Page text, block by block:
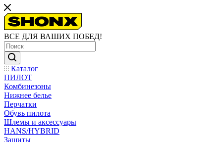
ВСЕ ДЛЯ ВАШИХ ПОБЕД!
Каталог
ПИЛОТ
Комбинезоны
Нижнее белье
Перчатки
Обувь пилота
Шлемы и аксессуары
HANS/HYBRID
Защиты